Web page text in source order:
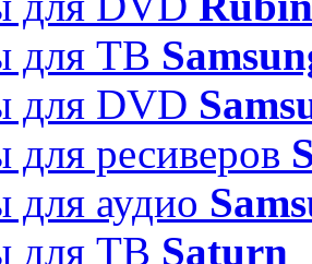
для ТВ
для DVD
для ресиверов
для аудио
для ТВ Saturn